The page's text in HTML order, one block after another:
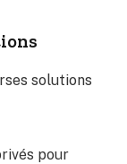
solutions
pour